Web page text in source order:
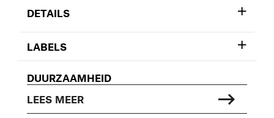
DETAILS
LABELS
DUURZAAMHEID
LEES MEER